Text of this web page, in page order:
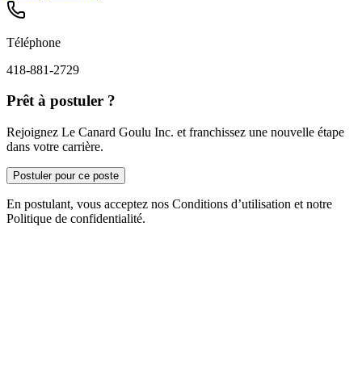
Téléphone
418-881-2729
Prêt à postuler ?
Rejoignez Le Canard Goulu Inc. et franchissez une nouvelle étape
dans votre carrière.
Postuler pour ce poste
En postulant, vous acceptez nos Conditions d’utilisation et notre
Politique de confidentialité.